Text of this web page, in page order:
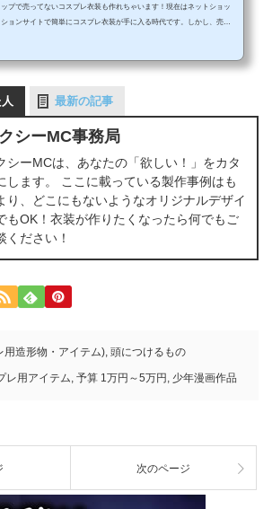
プで売ってないコスプレ衣装も作れちゃいます！現在はネットショッ
ョンサイトで簡単にコスプレ衣装が手に入る時代です。しかし、売ら
少なくありません。また、スマホアプリのゲーム(ソシャゲ)のキャラだ
いものです。…そんなお悩みをお持ちのコス...
最新の記事
シーMC事務局
シーMCは、あなたの「欲しい！」をカタ
します。 ここに載っている製作事例はも
り、どこにもないようなオリジナルデザイ
もOK！衣装が作りたくなったら何でもご
ください！
用造形物・アイテム), 頭につけるもの
レ用アイテム, 予算 1万円～5万円, 少年漫画作品
次のページ